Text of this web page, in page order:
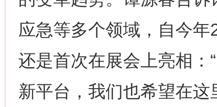
应急等多个领域，自今
还是首次在展会上亮相：
新平台，我们也希望在